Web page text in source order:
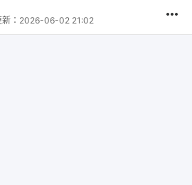
： 2026-06-02 21:02